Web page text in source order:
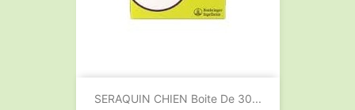
SERAQUIN CHIEN Boite De 30...